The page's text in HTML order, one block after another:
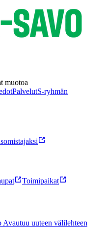
muotoa
PalvelutS-ryhmän
Toimipaikat
Avautuu uuteen välilehteen